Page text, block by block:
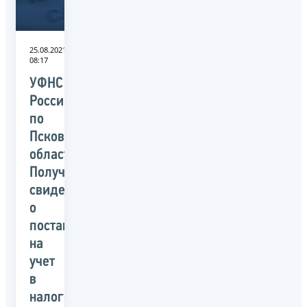
25.08.2021
08:17
УФНС
России
по
Псковской
области:
Получить
свидетельство
о
постановке
на
учет
в
налоговом